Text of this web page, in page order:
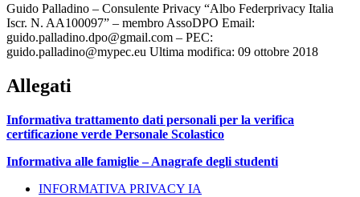
Guido Palladino – Consulente Privacy “Albo Federprivacy Italia
Iscr. N. AA100097” – membro AssoDPO Email:
guido.palladino.dpo@gmail.com – PEC:
guido.palladino@mypec.eu Ultima modifica: 09 ottobre 2018
Allegati
Informativa trattamento dati personali per la verifica
certificazione verde Personale Scolastico
Informativa alle famiglie – Anagrafe degli studenti
INFORMATIVA PRIVACY IA